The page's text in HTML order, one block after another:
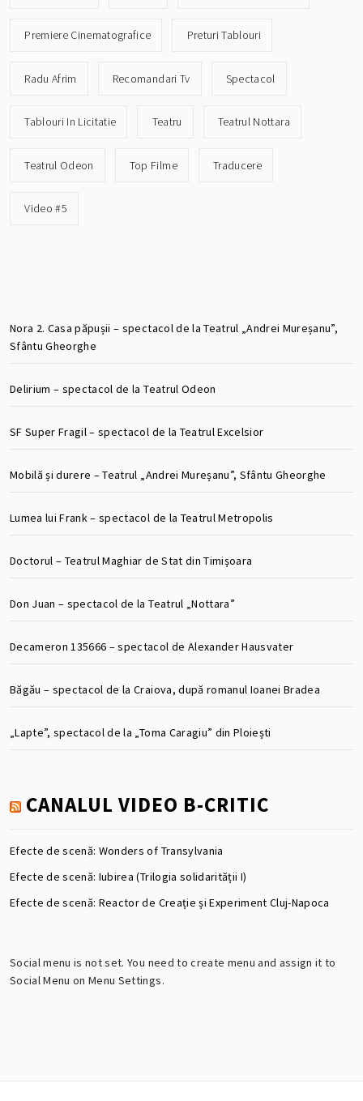
Premiere Cinematografice Preturi Tablouri
Radu Afrim Recomandari Tv Spectacol
Tablouri In Licitatie Teatru Teatrul Nottara
Teatrul Odeon Top Filme Traducere
Video #5
Nora 2. Casa păpușii – spectacol de la Teatrul „Andrei Mureșanu”,
Sfântu Gheorghe
Delirium – spectacol de la Teatrul Odeon
SF Super Fragil – spectacol de la Teatrul Excelsior
Mobilă și durere – Teatrul „Andrei Mureșanu”, Sfântu Gheorghe
Lumea lui Frank – spectacol de la Teatrul Metropolis
Doctorul – Teatrul Maghiar de Stat din Timișoara
Don Juan – spectacol de la Teatrul „Nottara”
Decameron 135666 – spectacol de Alexander Hausvater
Băgău – spectacol de la Craiova, după romanul Ioanei Bradea
„Lapte”, spectacol de la „Toma Caragiu” din Ploiești
CANALUL VIDEO B-CRITIC
Efecte de scenă: Wonders of Transylvania
Efecte de scenă: Iubirea (Trilogia solidarității I)
Efecte de scenă: Reactor de Creație și Experiment Cluj-Napoca
Social menu is not set. You need to create menu and assign it to
Social Menu on Menu Settings.